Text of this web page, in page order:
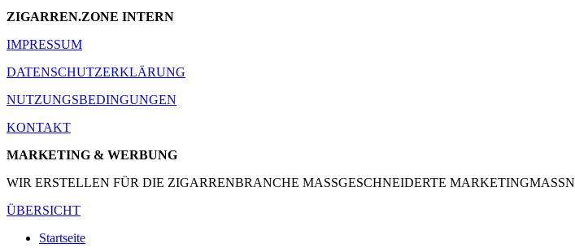
ZIGARREN.ZONE INTERN
IMPRESSUM
DATENSCHUTZERKLÄRUNG
NUTZUNGSBEDINGUNGEN
KONTAKT
MARKETING & WERBUNG
WIR ERSTELLEN FÜR DIE ZIGARRENBRANCHE MASSGESCHNEIDERTE
ÜBERSICHT
Startseite